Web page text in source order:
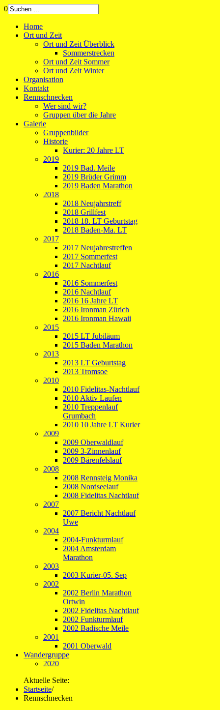
0
Home
Ort und Zeit
Ort und Zeit Überblick
Sommerstrecken
Ort und Zeit Sommer
Ort und Zeit Winter
Organisation
Kontakt
Rennschnecken
Wer sind wir?
Gruppen über die Jahre
Galerie
Gruppenbilder
Historie
Kurier: 20 Jahre LT
2019
2019 Bad. Meile
2019 Brüder Grimm
2019 Baden Marathon
2018
2018 Neujahrstreff
2018 Grillfest
2018 18. LT Geburtstag
2018 Baden-Ma. LT
2017
2017 Neujahrestreffen
2017 Sommerfest
2017 Nachtlauf
2016
2016 Sommerfest
2016 Nachtlauf
2016 16 Jahre LT
2016 Ironman Zürich
2016 Ironman Hawaii
2015
2015 LT Jubiläum
2015 Baden Marathon
2013
2013 LT Geburtstag
2013 Tromsoe
2010
2010 Fidelitas-Nachtlauf
2010 Aktiv Laufen
2010 Treppenlauf
Grumbach
2010 10 Jahre LT Kurier
2009
2009 Oberwaldlauf
2009 3-Zinnenlauf
2009 Bärenfelslauf
2008
2008 Rennsteig Monika
2008 Nordseelauf
2008 Fidelitas Nachtlauf
2007
2007 Bericht Nachtlauf
Uwe
2004
2004-Funkturmlauf
2004 Amsterdam
Marathon
2003
2003 Kurier-05. Sep
2002
2002 Berlin Marathon
Ortwin
2002 Fidelitas Nachtlauf
2002 Funkturmlauf
2002 Badische Meile
2001
2001 Oberwald
Wandergruppe
2020
Aktuelle Seite:
Startseite/
Rennschnecken